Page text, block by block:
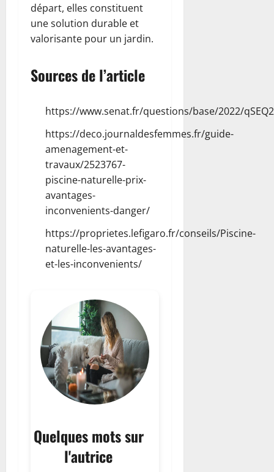
départ, elles constituent
une solution durable et
valorisante pour un jardin.
Sources de l’article
https://www.senat.fr/questions/base/2022/
https://deco.journaldesfemmes.fr/guide-
amenagement-et-
travaux/2523767-
piscine-naturelle-prix-
avantages-
inconvenients-danger/
https://proprietes.lefigaro.fr/conseils/Piscine-
naturelle-les-avantages-
et-les-inconvenients/
Quelques mots sur
l'autrice